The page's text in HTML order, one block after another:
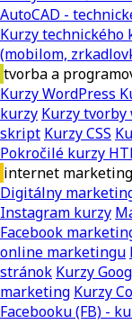
AutoCAD -
Kurzy technického
(mobilom,
tvorba a
Kurzy WordPress
kurzy Kurzy
skript Kurzy CSS
Pokročilé kurzy
internet marketing
Digitálny
Instagram kurzy
Facebook
online marketingu
stránok Kurzy
marketing Kurzy
Facebooku (FB) -